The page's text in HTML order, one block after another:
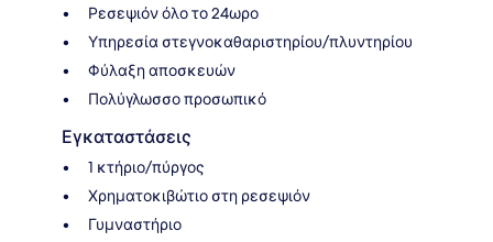
Ρεσεψιόν όλο το 24ωρο
Υπηρεσία στεγνοκαθαριστηρίου/πλυντηρίου
Φύλαξη αποσκευών
Πολύγλωσσο προσωπικό
Εγκαταστάσεις
1 κτήριο/πύργος
Χρηματοκιβώτιο στη ρεσεψιόν
Γυμναστήριο